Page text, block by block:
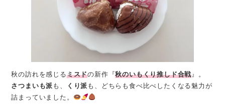
秋の訪れを感じるミスドの新作『秋のいもくり推しド合戦』。
さつまいも派 も、 くり派 も、どちらも食べ比べしたくなる魅力が
詰まっていました。